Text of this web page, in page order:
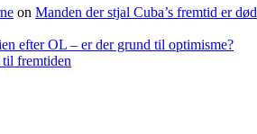
on Manden der stjal Cuba’s fremtid er død
efter OL – er der grund til optimisme?
fremtiden